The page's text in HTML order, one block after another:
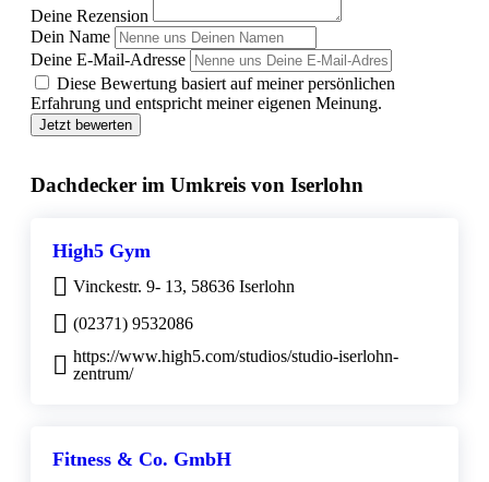
Deine Rezension
Dein Name
Deine E-Mail-Adresse
Diese Bewertung basiert auf meiner persönlichen
Erfahrung und entspricht meiner eigenen Meinung.
Jetzt bewerten
Dachdecker im Umkreis von Iserlohn
High5 Gym
Vinckestr. 9- 13, 58636 Iserlohn
(02371) 9532086
https://www.high5.com/studios/studio-iserlohn-
zentrum/
Fitness & Co. GmbH